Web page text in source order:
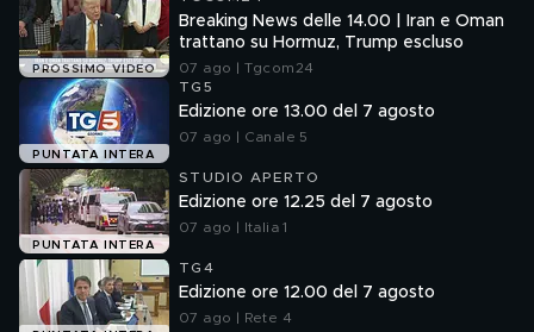
PROSSIMO VIDEO
Breaking News delle 14.00 | Iran e Oman
trattano su Hormuz, Trump escluso
07 ago | Tgcom24
PUNTATA INTERA
TG5
Edizione ore 13.00 del 7 agosto
07 ago | Canale 5
PUNTATA INTERA
STUDIO APERTO
Edizione ore 12.25 del 7 agosto
07 ago | Italia 1
TG4
Edizione ore 12.00 del 7 agosto
07 ago | Rete 4